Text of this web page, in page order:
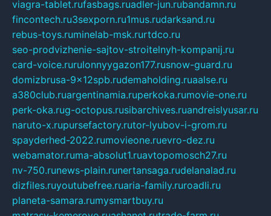
viagra-tablet.rufasbags.ruadler-jun.rubandamn.ru
fincontech.ru3sexporn.ru1mus.rudarksand.ru
rebus-toys.ruminelab-msk.rurtdco.ru
seo-prodvizhenie-sajtov-stroitelnyh-kompanij.ru
card-voice.rurulonnyygazon177.rusnow-guard.ru
domizbrusa-9x12spb.rudemaholding.ruaalse.ru
a380club.ruargentinamia.ruperkoka.rumovie-one.ru
perk-oka.rug-octopus.rusibarchives.ruandreislyusar.ru
naruto-x.rupursefactory.rutor-lyubov-i-grom.ru
spayderhed-2022.rumovieone.ruevro-dez.ru
webamator.ruma-absolut1.ruavtopomosch27.ru
nv-750.runews-plain.runertansaga.rudelanalad.ru
dizfiles.ruyoutubefree.ruaria-family.ruroadli.ru
planeta-samara.rumysmartbuy.ru